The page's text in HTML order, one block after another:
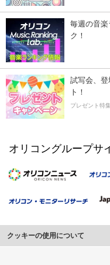
毎週の音
ク！
試写会、
ト！
プレゼント特
オリコングループサ
クッキーの使用について
このサイトでは Cookie を使用